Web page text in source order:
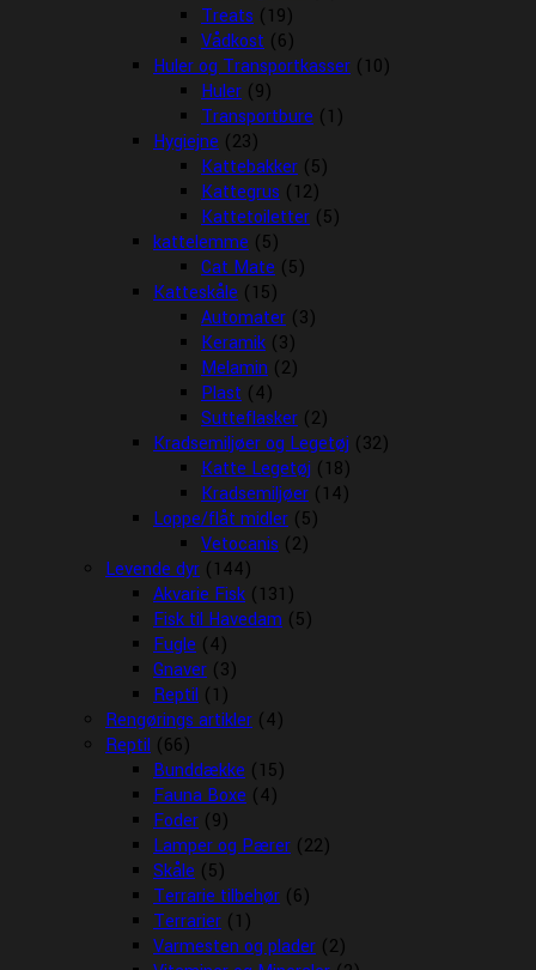
Treats (19)
Vådkost (6)
Huler og Transportkasser (10)
Huler (9)
Transportbure (1)
Hygiejne (23)
Kattebakker (5)
Kattegrus (12)
Kattetoiletter (5)
kattelemme (5)
Cat Mate (5)
Katteskåle (15)
Automater (3)
Keramik (3)
Melamin (2)
Plast (4)
Sutteflasker (2)
Kradsemiljøer og Legetøj (32)
Katte Legetøj (18)
Kradsemiljøer (14)
Loppe/flåt midler (5)
Vetocanis (2)
Levende dyr (144)
Akvarie Fisk (131)
Fisk til Havedam (5)
Fugle (4)
Gnaver (3)
Reptil (1)
Rengørings artikler (4)
Reptil (66)
Bunddække (15)
Fauna Boxe (4)
Foder (9)
Lamper og Pærer (22)
Skåle (5)
Terrarie tilbehør (6)
Terrarier (1)
Varmesten og plader (2)